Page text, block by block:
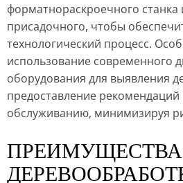
форматнораскроечного станка
присадочного, чтобы
технологический процесс.
использование современного
оборудования для выявления
предоставление
обслуживанию, минимизируя